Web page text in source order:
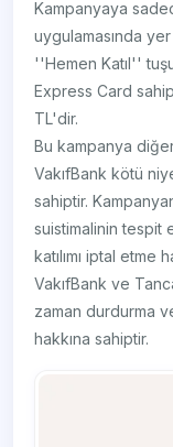
Kampanyaya
uygulamasında
''Hemen Katıl''
Express Card
TL'dir.
Bu kampanya
VakıfBank kötü
sahiptir.
suistimalinin tespit
katılımı iptal etme
VakıfBank ve
zaman durdurma
hakkına sahiptir.